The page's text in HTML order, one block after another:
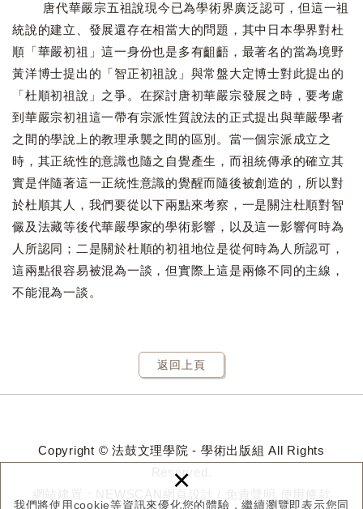
我們將使用cookie等資訊來優化您的體驗，繼續瀏覽即表示您同
×
唐代華嚴宗五祖說現今已為學術界廣泛認可，但這一祖
統說的建立、發展還存在相當大的問題，其中日本學界對杜
順「華嚴初祖」這一身份也是多有齟齬，最著名的當為境野
黃洋博士提出的「智正初祖說」與常盤大定博士對此提出的
「杜順初祖說」之爭。在探討唐初華嚴宗發展之時，要考慮
到華嚴宗初祖這一帶有宗派性質說法的正式提出與華嚴學者
之間的學說上的教理承襲之間的區別。當一個宗派成立之
時，其正統性的意識也隨之自覺產生，而祖統傳承的確立其
實是伴隨著這一正統性意識的覺醒而隨後被創造的，所以對
於杜順其人，我們要從以下兩點來考察，一是關注杜順對智
儼及法藏等後代華嚴學家的學術影響，以及這一影響何時為
人所認同；二是關於杜順的初祖地位是從何時為人所認可，
這兩點很容易被混為一談，但實際上這是兩條不同的主線，
不能混為一談。
返回上頁
Copyright © 法鼓文理學院 - 學術出版組 All Rights
Reserved.